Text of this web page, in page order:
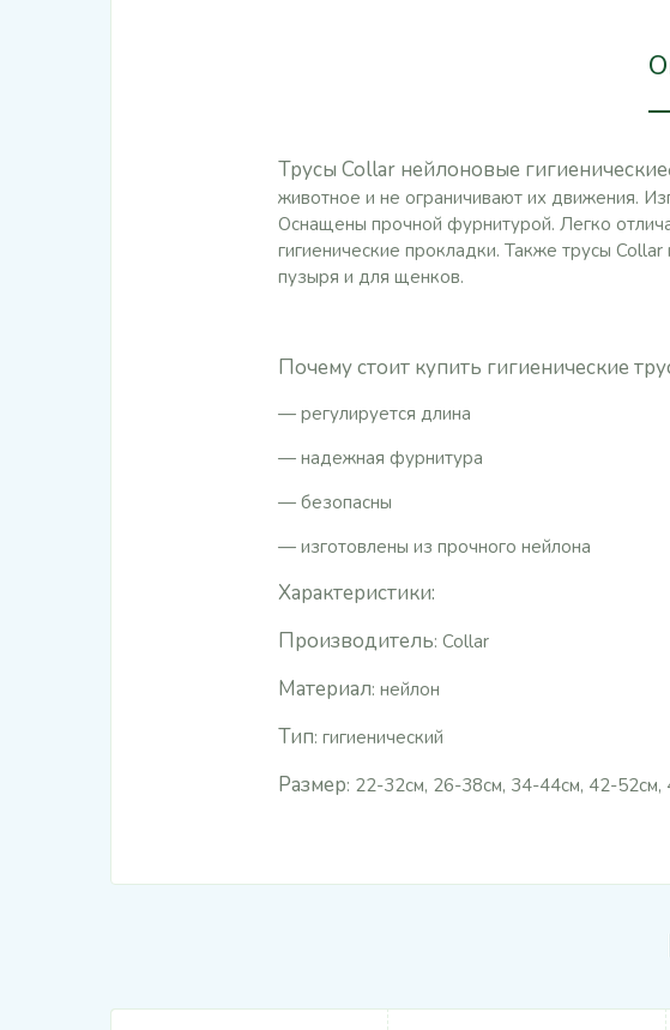
Трусы Collar нейлоновые гигиенические
животное и не ограничивают их движения.
Оснащены прочной фурнитурой. Легко
гигиенические прокладки. Также трусы
пузыря и для щенков.
Почему стоит купить гигиенические
— регулируется длина
— надежная фурнитура
— безопасны
— изготовлены из прочного нейлона
Характеристики:
Производитель: Collar
Материал: нейлон
Тип: гигиенический
Размер: 22-32см, 26-38см, 34-44см, 42-52см,